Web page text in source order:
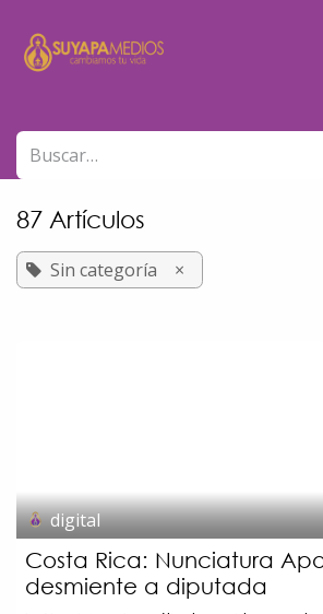
87 Artículos
Sin categoría ×
digital
Costa Rica: Nunciatura
desmiente a diputada